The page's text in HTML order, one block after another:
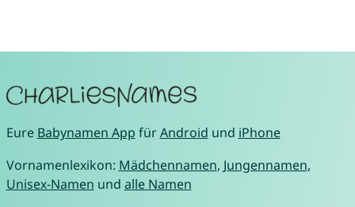
Eure Babynamen App fürAndroid und iPhone
Vornamenlexikon: Mädchennamen, Jungennamen,
Unisex-Namen und alle Namen